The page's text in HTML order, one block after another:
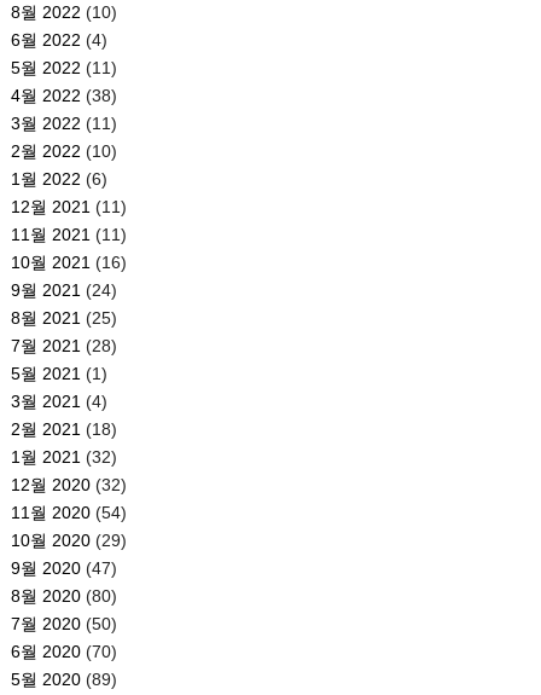
8월 2022 (10)
6월 2022 (4)
5월 2022 (11)
4월 2022 (38)
3월 2022 (11)
2월 2022 (10)
1월 2022 (6)
12월 2021 (11)
11월 2021 (11)
10월 2021 (16)
9월 2021 (24)
8월 2021 (25)
7월 2021 (28)
5월 2021 (1)
3월 2021 (4)
2월 2021 (18)
1월 2021 (32)
12월 2020(32)
11월 2020(54)
10월 2020(29)
9월 2020(47)
8월 2020(80)
7월 2020(50)
6월 2020(70)
5월 2020(89)